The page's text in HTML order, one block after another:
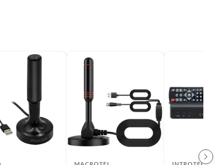
MACROTEL INTROTECH